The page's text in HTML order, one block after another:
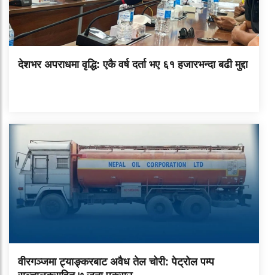
देशभर अपराधमा वृद्धि: एकै वर्ष दर्ता भए ६१ हजारभन्दा बढी मुद्दा
वीरगञ्जमा ट्याङ्करबाट अवैध तेल चोरी: पेट्रोल पम्प